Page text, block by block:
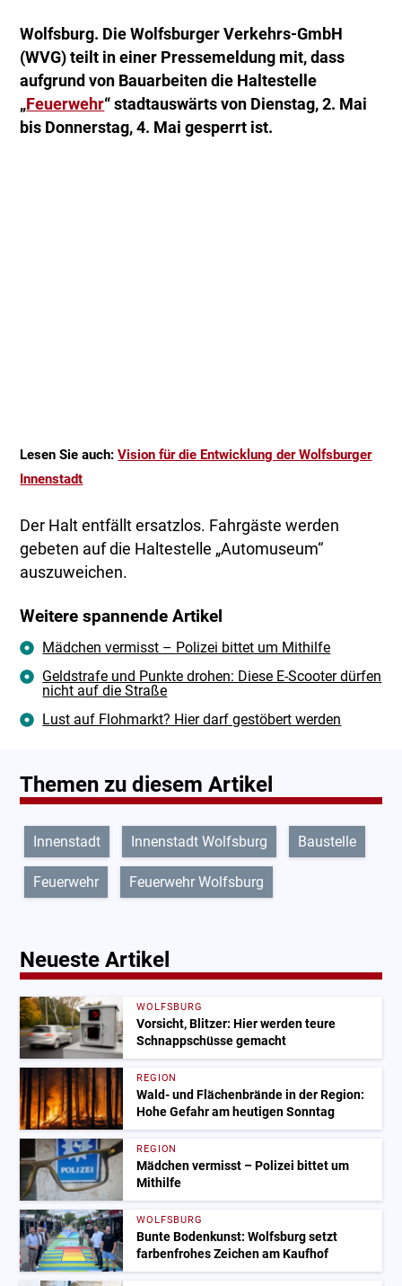
Wolfsburg. Die Wolfsburger Verkehrs-GmbH
(WVG) teilt in einer Pressemeldung mit, dass
aufgrund von Bauarbeiten die Haltestelle
„Feuerwehr“ stadtauswärts von Dienstag, 2. Mai
bis Donnerstag, 4. Mai gesperrt ist.
Lesen Sie auch:Vision für die Entwicklung der Wolfsburger
Innenstadt
Der Halt entfällt ersatzlos. Fahrgäste werden
gebeten auf die Haltestelle „Automuseum“
auszuweichen.
Weitere spannende Artikel
Mädchen vermisst – Polizei bittet um Mithilfe
Geldstrafe und Punkte drohen: Diese E-Scooter dürfen
nicht auf die Straße
Lust auf Flohmarkt? Hier darf gestöbert werden
Themen zu diesem Artikel
Innenstadt Innenstadt Wolfsburg Baustelle
Feuerwehr Feuerwehr Wolfsburg
Neueste Artikel
WOLFSBURG
Vorsicht, Blitzer: Hier werden teure
Schnappschüsse gemacht
REGION
Wald- und Flächenbrände in der Region:
Hohe Gefahr am heutigen Sonntag
REGION
Mädchen vermisst – Polizei bittet um
Mithilfe
WOLFSBURG
Bunte Bodenkunst: Wolfsburg setzt
farbenfrohes Zeichen am Kaufhof